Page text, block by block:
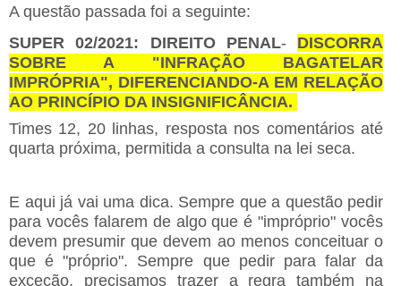
A questão passada foi a seguinte:
SUPER 02/2021: DIREITO PENAL- DISCORRA
SOBRE A "INFRAÇÃO BAGATELAR
IMPRÓPRIA", DIFERENCIANDO-A EM RELAÇÃO
AO PRINCÍPIO DA INSIGNIFICÂNCIA.
Times 12, 20 linhas, resposta nos comentários até
quarta próxima, permitida a consulta na lei seca.
E aqui já vai uma dica. Sempre que a questão pedir
para vocês falarem de algo que é "impróprio" vocês
devem presumir que devem ao menos conceituar o
que é "próprio". Sempre que pedir para falar da
exceção, precisamos trazer a regra também na